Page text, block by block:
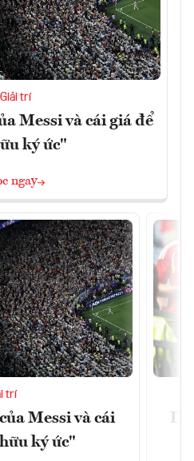
Giải trí
Messi và cái giá để
ký ức"
ngay
trí
Messi và cái
ký ức"